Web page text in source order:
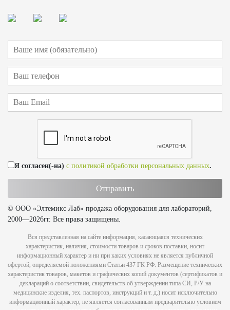
Я согласен(-на) с политикой обработки персональных данных.
© ООО «Элтемикс Лаб» продажа оборудования для лабораторий,
2000—2026гг. Все права защищены.
Вся представленная на сайте информация, касающаяся технических
характеристик, наличия, стоимости товаров и сроков поставки, носит
информационный характер и ни при каких условиях не является публичной
офертой, определяемой положениями Статьи 437 ГК РФ. Размещение технических
характеристик товаров, макетов и графических копий документов (сертификатов и
деклараций о соответствии, свидетельств об утверждении типа СИ, Р/У на
медицинские изделия, тех. паспортов, инструкций и т. д.) носит исключительно
информационный характер, не является согласованным предварительно условием